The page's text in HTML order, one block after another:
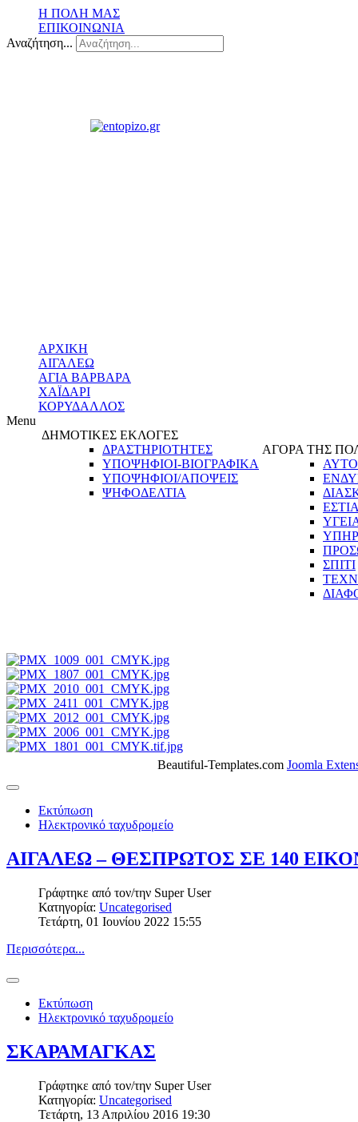
Η ΠΟΛΗ ΜΑΣ
ΕΠΙΚΟΙΝΩΝΙΑ
Αναζήτηση...
ΑΡΧΙΚΗ
ΑΙΓΑΛΕΩ
ΑΓΙΑ ΒΑΡΒΑΡΑ
ΧΑΪΔΑΡΙ
ΚΟΡΥΔΑΛΛΟΣ
Menu
ΔΗΜΟΤΙΚΕΣ ΕΚΛΟΓΕΣ
ΔΡΑΣΤΗΡΙΟΤΗΤΕΣ
ΥΠΟΨΗΦΙΟΙ-ΒΙΟΓΡΑΦΙΚΑ
ΥΠΟΨΗΦΙΟΙ/ΑΠΟΨΕΙΣ
ΨΗΦΟΔΕΛΤΙΑ
ΑΓΟΡΑ ΤΗΣ
ΣΠΙΤΙ
Beautiful-Templates.com Joomla
Εκτύπωση
Ηλεκτρονικό ταχυδρομείο
ΑΙΓΑΛΕΩ – ΘΕΣΠΡΩΤΟΣ ΣΕ 140
Γράφτηκε από τον/την Super User
Κατηγορία: Uncategorised
Τετάρτη, 01 Ιουνίου 2022 15:55
Περισσότερα...
Εκτύπωση
Ηλεκτρονικό ταχυδρομείο
ΣΚΑΡΑΜΑΓΚΑΣ
Γράφτηκε από τον/την Super User
Κατηγορία: Uncategorised
Τετάρτη, 13 Απριλίου 2016 19:30